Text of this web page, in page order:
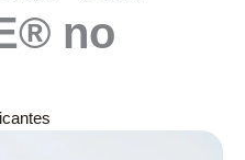
no